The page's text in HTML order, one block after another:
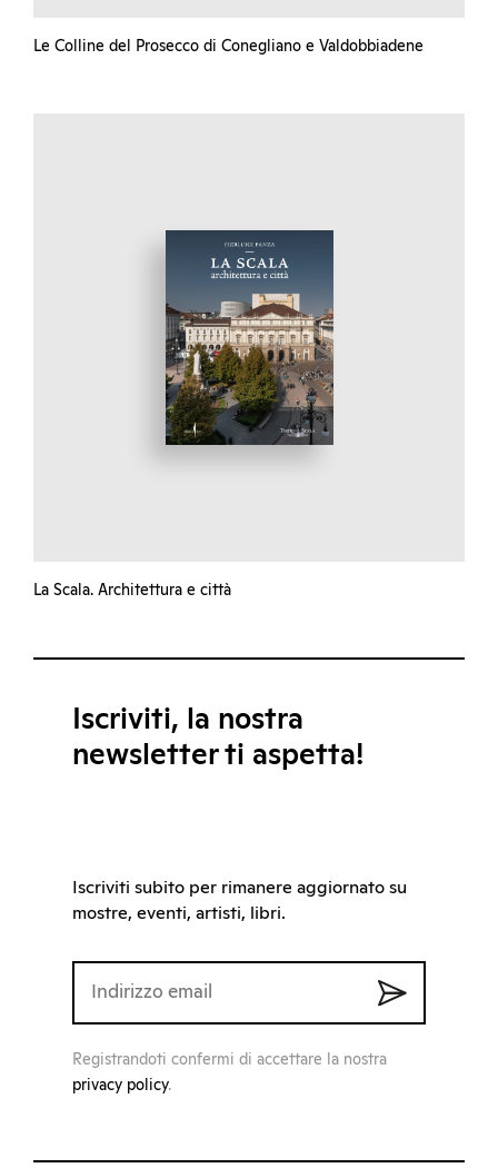
Le Colline del Prosecco di Conegliano e Valdobbiadene
La Scala. Architettura e città
Iscriviti, la nostra
newsletter ti aspetta!
Iscriviti subito per rimanere aggiornato su
mostre, eventi, artisti, libri.
Registrandoti confermi di accettare la nostra
privacy policy.